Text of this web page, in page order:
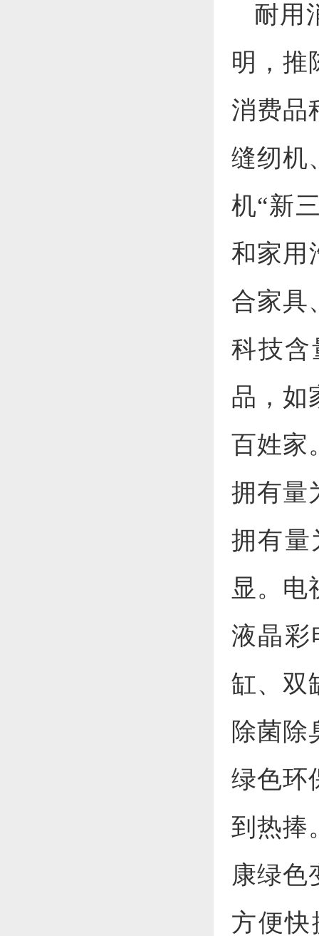
耐用
明，推
消费品
缝纫机
机“新
和家用
合家具
科技含
品，如
百姓家
拥有量
拥有量
显。电
液晶彩
缸、双
除菌除
绿色环
到热捧
康绿色
方便